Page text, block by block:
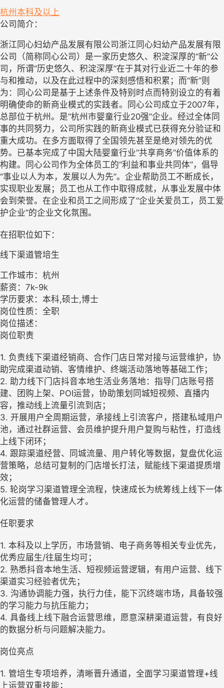
杭州 本科及以上
公司简介：
浙江同心妇幼产品发展有限公司浙江同心妇幼产品发展有限
公司（简称同心公司）是一家历史悠久、积淀深厚的“新”公
司，所谓“历史悠久、积淀深厚”在于其对行业近二十年的参
与和推动，以及在此过程中的深刻感悟和积累；而“新”则
为：同心公司是基于上述条件及特别时点而特别设立的有着
明确使命的新商业模式的实践者。同心公司成立于2007年，
总部位于杭州。是“杭州市婴童行业20强”企业。经过全体同
事的共同努力，公司所实践的新商业模式已获得充分验证和
重大成功。在多方面取得了全国领先甚至是绝对领先的优
势。已基本完成了中国大陆婴童行业“共享商务”价值体系的
构建。同心公司作为全体员工的“利益和事业共同体”，倡导
“事业以人为本，发展以人为先”。企业帮助员工不断成长，
实现职业发展；员工也从工作中取得成就，从事业发展中体
会到荣誉。在企业和员工之间形成了“企业关爱员工，员工爱
护企业”的企业文化氛围。
在招职位如下：
线下渠道管培生
工作城市：杭州
薪资：7k-9k
学历要求：本科,硕士,博士
岗位性质：全职
岗位描述：
岗位职责
1. 负责线下渠道经销商、合作门店日常对接与运营维护，协
助完成渠道动销、客情维护、终端活动落地等基础工作；
2. 助力线下门店抖音本地生活业务落地：指导门店账号搭
建、团购上架、POI运营，协助策划同城短视频、直播内
容，推动线上流量引流到店；
3. 开展用户全周期运营，承接线上引流客户，搭建私域用户
池，通过社群运营、会员维护提升用户复购与粘性，打造线
上线下闭环；
4. 跟踪渠道经营、同城流量、用户转化等数据，复盘优化运
营策略，总结可复制的门店增长打法，赋能线下渠道提质增
效；
5. 轮岗学习渠道管理全流程，快速成长为统筹线上线下一体
化运营的储备管理人才。
任职要求
1. 本科及以上学历，市场营销、电子商务等相关专业优先，
优秀应届生/往届生均可；
2. 熟悉抖音本地生活、短视频运营逻辑，有用户运营、线下
渠道实习经验者优先；
3. 沟通协调能力强，执行力佳，能下沉终端市场，具备较强
的学习能力与抗压能力；
4. 具备线上线下融合运营思维，愿意深耕渠道运营，有良好
的数据分析与问题解决能力。
岗位亮点
1. 管培生专项培养，清晰晋升通道，全面学习渠道管理+线
上运营双重技能；